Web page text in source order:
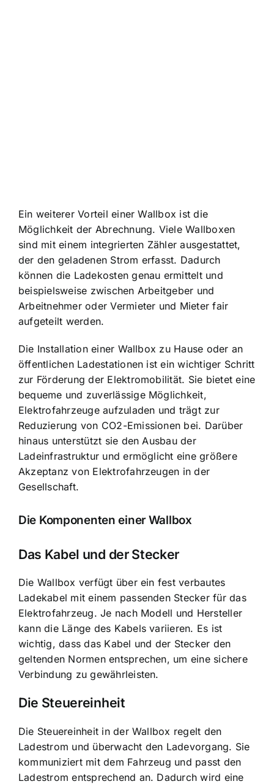
Ein weiterer Vorteil einer Wallbox ist die
Möglichkeit der Abrechnung. Viele Wallboxen
sind mit einem integrierten Zähler ausgestattet,
der den geladenen Strom erfasst. Dadurch
können die Ladekosten genau ermittelt und
beispielsweise zwischen Arbeitgeber und
Arbeitnehmer oder Vermieter und Mieter fair
aufgeteilt werden.
Die Installation einer Wallbox zu Hause oder an
öffentlichen Ladestationen ist ein wichtiger Schritt
zur Förderung der Elektromobilität. Sie bietet eine
bequeme und zuverlässige Möglichkeit,
Elektrofahrzeuge aufzuladen und trägt zur
Reduzierung von CO2-Emissionen bei. Darüber
hinaus unterstützt sie den Ausbau der
Ladeinfrastruktur und ermöglicht eine größere
Akzeptanz von Elektrofahrzeugen in der
Gesellschaft.
Die Komponenten einer Wallbox
Das Kabel und der Stecker
Die Wallbox verfügt über ein fest verbautes
Ladekabel mit einem passenden Stecker für das
Elektrofahrzeug. Je nach Modell und Hersteller
kann die Länge des Kabels variieren. Es ist
wichtig, dass das Kabel und der Stecker den
geltenden Normen entsprechen, um eine sichere
Verbindung zu gewährleisten.
Die Steuereinheit
Die Steuereinheit in der Wallbox regelt den
Ladestrom und überwacht den Ladevorgang. Sie
kommuniziert mit dem Fahrzeug und passt den
Ladestrom entsprechend an. Dadurch wird eine